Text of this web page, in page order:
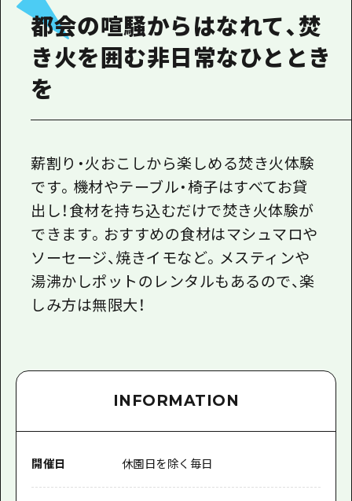
広島県の魅力を動画でご紹介！
よくあるご質問
関連リンク
都会の喧騒からはなれて、焚
き火を囲む非日常なひととき
を
薪割り・火おこしから楽しめる焚き火体験
です。機材やテーブル・椅子はすべてお貸
出し！食材を持ち込むだけで焚き火体験が
できます。おすすめの食材はマシュマロや
ソーセージ、焼きイモなど。メスティンや
湯沸かしポットのレンタルもあるので、楽
しみ方は無限大！
INFORMATION
開催日 休園日を除く毎日